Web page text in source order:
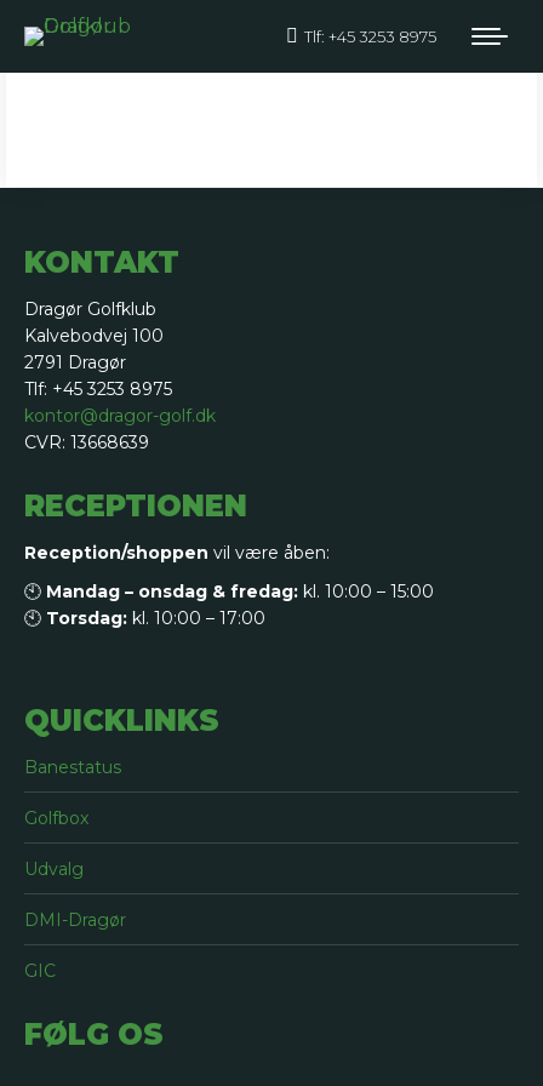
Tlf: +45 3253 8975
KONTAKT
Dragør Golfklub
Kalvebodvej 100
2791 Dragør
Tlf: +45 3253 8975
kontor@dragor-golf.dk
CVR: 13668639
RECEPTIONEN
Reception/shoppen vil være åben:
🕙 Mandag – onsdag & fredag: kl. 10:00 – 15:00
🕙 Torsdag: kl. 10:00 – 17:00
QUICKLINKS
Banestatus
Golfbox
Udvalg
DMI-Dragør
GIC
FØLG OS